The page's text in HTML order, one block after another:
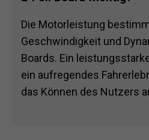
Die Motorleistung
Geschwindigkeit und
Boards. Ein
ein aufregendes
das Können des Nutzers